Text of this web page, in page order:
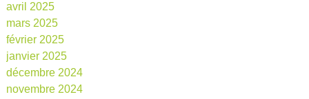
avril 2025
mars 2025
février 2025
janvier 2025
décembre 2024
novembre 2024